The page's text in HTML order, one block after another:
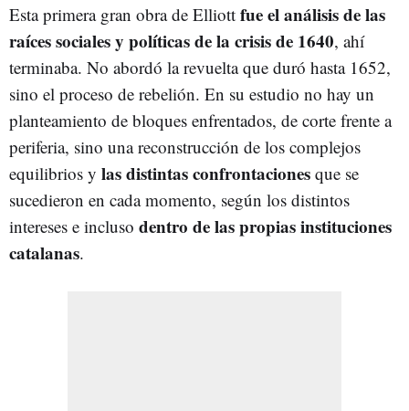
Esta primera gran obra de Elliott fue el análisis de las
raíces sociales y políticas de la crisis de 1640, ahí
terminaba. No abordó la revuelta que duró hasta 1652,
sino el proceso de rebelión. En su estudio no hay un
planteamiento de bloques enfrentados, de corte frente a
periferia, sino una reconstrucción de los complejos
equilibrios y las distintas confrontaciones que se
sucedieron en cada momento, según los distintos
intereses e incluso dentro de las propias instituciones
catalanas.